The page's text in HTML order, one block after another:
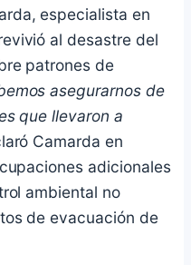
especialista en
al desastre del
patrones de
asegurarnos de
que llevaron a
Camarda en
adicionales
ambiental no
de evacuación de